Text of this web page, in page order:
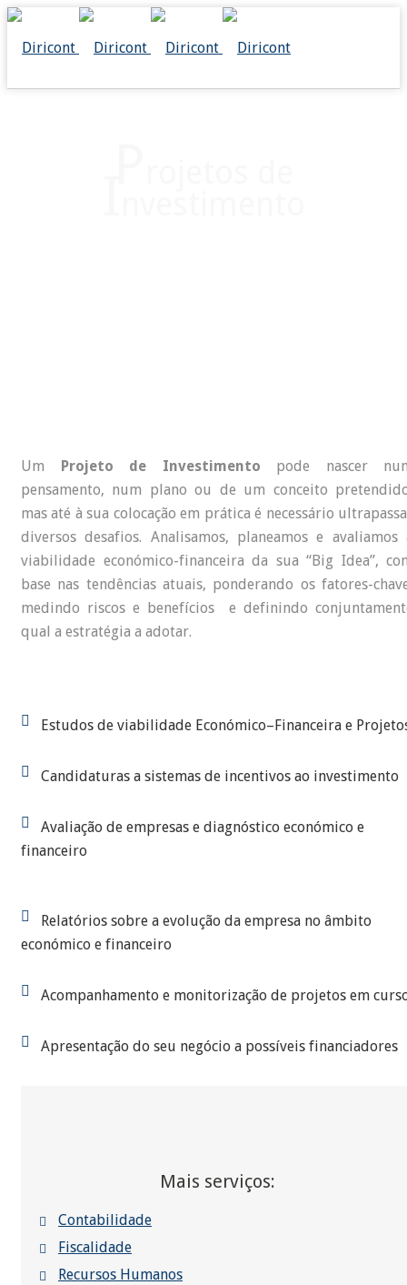
Um Projeto de Investimento pode nascer
pensamento, num plano ou de um conceito
mas até à sua colocação em prática é necessário
diversos desafios. Analisamos, planeamos e avaliamos
viabilidade económico-financeira da sua “Big Idea”,
base nas tendências atuais, ponderando os fatores-
medindo riscos e benefícios e definindo
qual a estratégia a adotar.
Estudos de viabilidade Económico–Financeira e
Candidaturas a sistemas de incentivos ao investimento
Avaliação de empresas e diagnóstico económico e
financeiro
Relatórios sobre a evolução da empresa no âmbito
económico e financeiro
Acompanhamento e monitorização de projetos em
Apresentação do seu negócio a possíveis financiadores
Mais serviços:
Contabilidade
Fiscalidade
Recursos Humanos